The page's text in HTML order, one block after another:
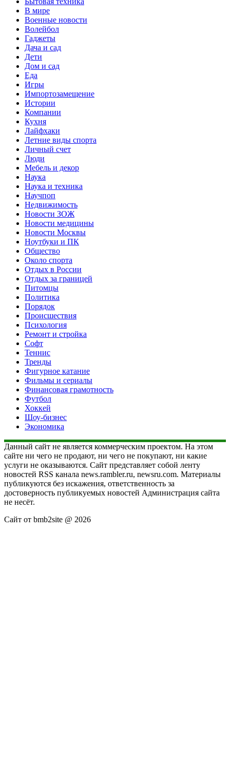
В мире
Военные новости
Волейбол
Гаджеты
Дача и сад
Дети
Дом и сад
Еда
Игры
Импортозамещение
Истории
Компании
Кухня
Лайфхаки
Летние виды спорта
Личный счет
Люди
Мебель и декор
Наука
Наука и техника
Научпоп
Недвижимость
Новости ЗОЖ
Новости медицины
Новости Москвы
Ноутбуки и ПК
Общество
Около спорта
Отдых в России
Отдых за границей
Питомцы
Политика
Порядок
Происшествия
Психология
Ремонт и стройка
Софт
Теннис
Тренды
Фигурное катание
Фильмы и сериалы
Финансовая грамотность
Футбол
Хоккей
Шоу-бизнес
Экономика
Данный сайт не является коммерческим проектом. На этом
сайте ни чего не продают, ни чего не покупают, ни какие
услуги не оказываются. Сайт представляет собой ленту
новостей RSS канала news.rambler.ru, newsru.com. Материалы
публикуются без искажения, ответственность за
достоверность публикуемых новостей Администрация сайта
не несёт.
Сайт от bmb2site @ 2026